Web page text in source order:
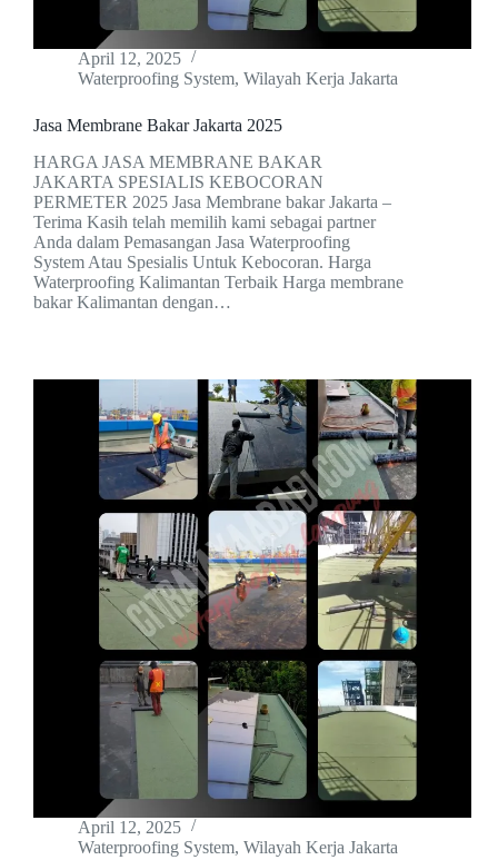
April 12, 2025
Waterproofing System, Wilayah Kerja Jakarta
Jasa Membrane Bakar Jakarta 2025
HARGA JASA MEMBRANE BAKAR
JAKARTA SPESIALIS KEBOCORAN
PERMETER 2025 Jasa Membrane bakar Jakarta –
Terima Kasih telah memilih kami sebagai partner
Anda dalam Pemasangan Jasa Waterproofing
System Atau Spesialis Untuk Kebocoran. Harga
Waterproofing Kalimantan Terbaik Harga membrane
bakar Kalimantan dengan…
April 12, 2025
Waterproofing System, Wilayah Kerja Jakarta